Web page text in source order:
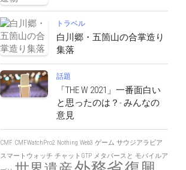
トラベル
白川郷・五箇山の合掌造り
集落
話題
「THE W 2021」一番面白い
と思ったのは？- みんなの
意見
CMF CMFWatchPro2 Nothing Web3 ゲーム サウジアラビア
スマートウォッチ チャットGTP メタバースと モバイルア